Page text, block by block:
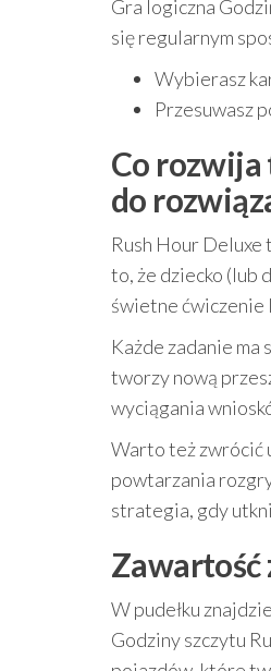
Gra logiczna
się regularnym
Wybierasz
Przesuwasz
Co rozwija
do
Rush Hour Deluxe
to, że dziecko (lub
świetne ćwiczenie
Każde zadanie ma
tworzy nową
wyciągania
Warto też zwrócić
powtarzania
strategia, gdy
Zawartość
W pudełku
Godziny szczytu